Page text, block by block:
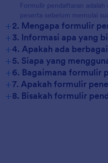
Formulir pendaftaran
peserta sebelum memulai
+2. Mengapa formulir
+3. Informasi apa yang
+4. Apakah ada
+5. Siapa yang
+6. Bagaimana formulir
+7. Apakah formulir
+8. Bisakah formulir